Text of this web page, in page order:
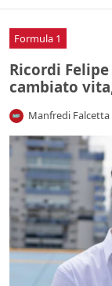
Formula 1
Ricordi
cambiato
Manfredi Falcetta